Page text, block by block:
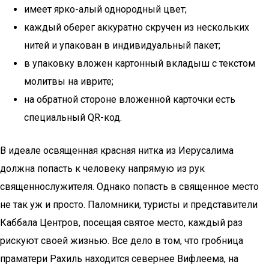
имеет ярко-алый однородный цвет;
каждый оберег аккуратно скручен из нескольких
нитей и упакован в индивидуальный пакет;
в упаковку вложен картонный вкладыш с текстом
молитвы на иврите;
на обратной стороне вложенной карточки есть
специальный QR-код.
В идеале освященная красная нитка из Иерусалима
должна попасть к человеку напрямую из рук
священнослужителя. Однако попасть в священное место
не так уж и просто. Паломники, туристы и представители
Каббала Центров, посещая святое место, каждый раз
рискуют своей жизнью. Все дело в том, что гробница
праматери Рахиль находится севернее Вифлеема, на